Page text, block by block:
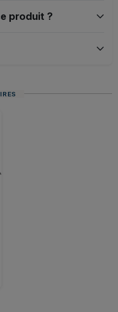
produit ?